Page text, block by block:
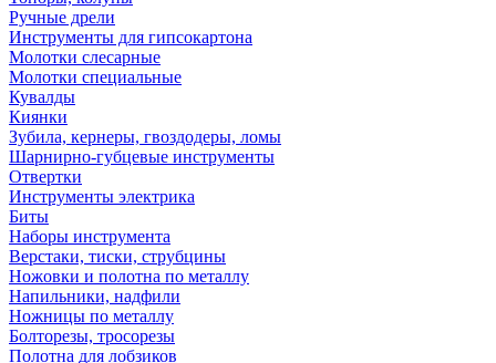
Ручные дрели
Инструменты для гипсокартона
Молотки слесарные
Молотки специальные
Кувалды
Киянки
Зубила, кернеры, гвоздодеры, ломы
Шарнирно-губцевые инструменты
Отвертки
Инструменты электрика
Биты
Наборы инструмента
Верстаки, тиски, струбцины
Ножовки и полотна по металлу
Напильники, надфили
Ножницы по металлу
Болторезы, тросорезы
Полотна для лобзиков